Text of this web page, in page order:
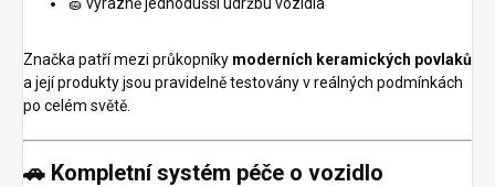
Značka patří mezi průkopníky moderních keramických povlaků
a její produkty jsou pravidelně testovány v reálných podmínkách
po celém světě.
🚗 Kompletní systém péče o vozidlo